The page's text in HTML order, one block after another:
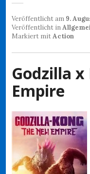
Veröffentlicht am 9.
Veröffentlicht in
Markiert mitAction
Godzilla
Empire